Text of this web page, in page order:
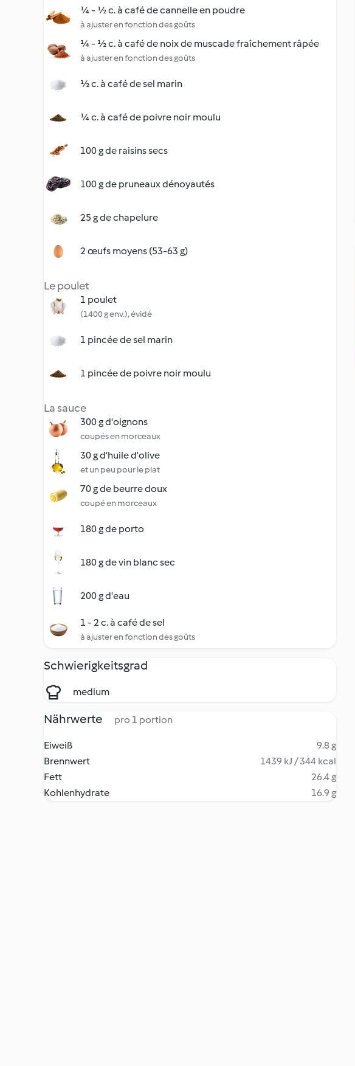
¼ - ½ c. à café de cannelle en poudre
à ajuster en fonction des goûts
¼ - ½ c. à café de noix de muscade fraîchement râpée
à ajuster en fonction des goûts
½ c. à café de sel marin
¼ c. à café de poivre noir moulu
100 g de raisins secs
100 g de pruneaux dénoyautés
25 g de chapelure
2 œufs moyens (53-63 g)
Le poulet
1 poulet
(1400 g env.), évidé
1 pincée de sel marin
1 pincée de poivre noir moulu
La sauce
300 g d'oignons
coupés en morceaux
30 g d'huile d'olive
et un peu pour le plat
70 g de beurre doux
coupé en morceaux
180 g de porto
180 g de vin blanc sec
200 g d'eau
1 - 2 c. à café de sel
à ajuster en fonction des goûts
Schwierigkeitsgrad
medium
Nährwerte pro 1 portion
Eiweiß
9.8 g
Brennwert
1439 kJ / 344 kcal
Fett
26.4 g
Kohlenhydrate
16.9 g